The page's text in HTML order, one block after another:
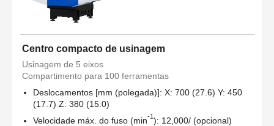
Centro compacto de usinagem
Usinagem de 5 eixos
Compartimento para 100 ferramentas
Deslocamentos [mm (polegada)]: X: 700 (27.6) Y: 450
(17.7) Z: 380 (15.0)
Velocidade máx. do fuso (min-1): 12,000/ (opcional)